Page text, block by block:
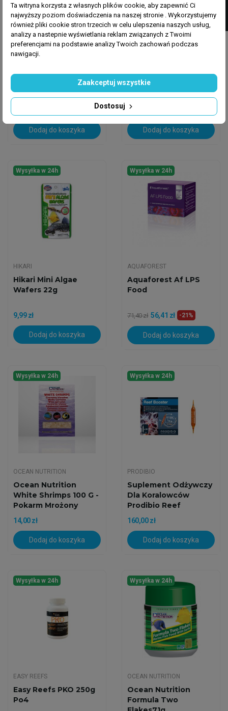
Ocean Nutrition
Pokarm Mrożony
Dodaj do koszyka
Ocean Nutrition
Chopped Mussel 100
G - Pokarm Mrożony
14,50 zł
Dodaj do koszyka
Wysyłka w 24h
HIKARI
Hikari Mini Algae
Wafers 22g
9,99 zł
Dodaj do koszyka
Wysyłka w 24h
AQUAFOREST
Aquaforest Af LPS
Food
71,40 zł 56,41 zł -21%
Dodaj do koszyka
Wysyłka w 24h
OCEAN NUTRITION
Ocean Nutrition
White Shrimps 100 G -
Pokarm Mrożony
14,00 zł
Dodaj do koszyka
Wysyłka w 24h
PRODIBIO
Suplement Odżywczy
Dla Koralowców
Prodibio Reef
Booster...
160,00 zł
Dodaj do koszyka
Wysyłka w 24h
EASY REEFS
Easy Reefs PKO 250g
Po4
Wysyłka w 24h
OCEAN NUTRITION
Ocean Nutrition
Formula Two
Ta witryna korzysta z własnych plików cookie, aby zapewnić Ci
najwyższy poziom doświadczenia na naszej stronie . Wykorzystujemy
również pliki cookie stron trzecich w celu ulepszenia naszych usług,
analizy a nastepnie wyświetlania reklam związanych z Twoimi
preferencjami na podstawie analizy Twoich zachowań podczas
nawigacji.
Dostosuj
Zaakceptuj wszystkie